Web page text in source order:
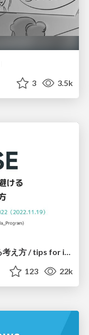
3 3.5k
個人開発の失敗を避けるイケてる考え方 / tips for indie hackers
123 22k